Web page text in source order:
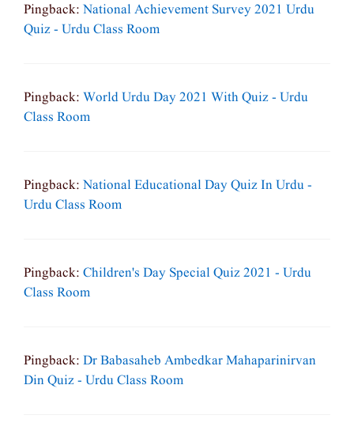
Pingback: National Achievement Survey 2021 Urdu
Quiz - Urdu Class Room
Pingback: World Urdu Day 2021 With Quiz - Urdu
Class Room
Pingback: National Educational Day Quiz In Urdu -
Urdu Class Room
Pingback: Children's Day Special Quiz 2021 - Urdu
Class Room
Pingback: Dr Babasaheb Ambedkar Mahaparinirvan
Din Quiz - Urdu Class Room